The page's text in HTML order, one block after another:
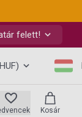
felett!
Kosár